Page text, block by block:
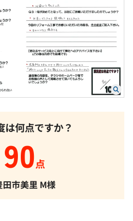
は何点ですか？
90点
田市美里 M様